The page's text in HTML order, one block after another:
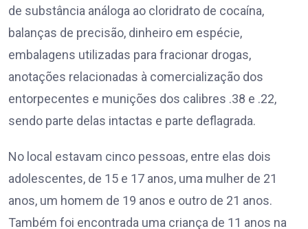
de substância análoga ao cloridrato de cocaína,
balanças de precisão, dinheiro em espécie,
embalagens utilizadas para fracionar drogas,
anotações relacionadas à comercialização dos
entorpecentes e munições dos calibres .38 e .22,
sendo parte delas intactas e parte deflagrada.
No local estavam cinco pessoas, entre elas dois
adolescentes, de 15 e 17 anos, uma mulher de 21
anos, um homem de 19 anos e outro de 21 anos.
Também foi encontrada uma criança de 11 anos na